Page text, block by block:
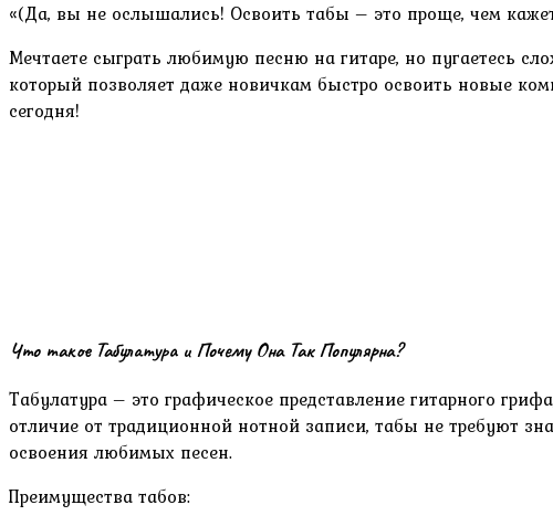
«(Да, вы не ослышались! Освоить табы – это проще, чем
Мечтаете сыграть любимую песню на гитаре, но пугаетесь
который позволяет даже новичкам быстро освоить новые
сегодня!
Что такое Табулатура и Почему Она Так Популярна?
Табулатура – это графическое представление гитарного
отличие от традиционной нотной записи, табы не требуют
освоения любимых песен.
Преимущества табов: